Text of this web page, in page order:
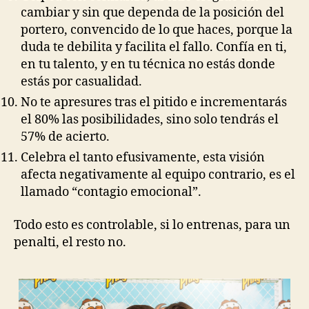
cambiar y sin que dependa de la posición del
portero, convencido de lo que haces, porque la
duda te debilita y facilita el fallo. Confía en ti,
en tu talento, y en tu técnica no estás donde
estás por casualidad.
No te apresures tras el pitido e incrementarás
el 80% las posibilidades, sino solo tendrás el
57% de acierto.
Celebra el tanto efusivamente, esta visión
afecta negativamente al equipo contrario, es el
llamado “contagio emocional”.
Todo esto es controlable, si lo entrenas, para un
penalti, el resto no.